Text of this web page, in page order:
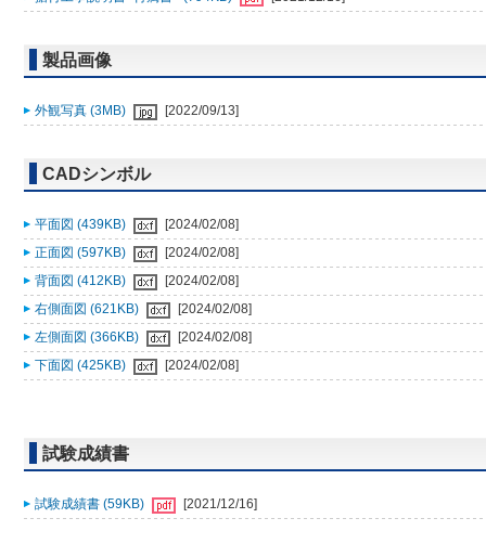
製品画像
外観写真 (3MB) [2022/09/13]
CADシンボル
平面図 (439KB)
[2024/02/08]
正面図 (597KB)
[2024/02/08]
背面図 (412KB)
[2024/02/08]
右側面図 (621KB)
[2024/02/08]
左側面図 (366KB)
[2024/02/08]
下面図 (425KB)
[2024/02/08]
試験成績書
試験成績書 (59KB) [2021/12/16]